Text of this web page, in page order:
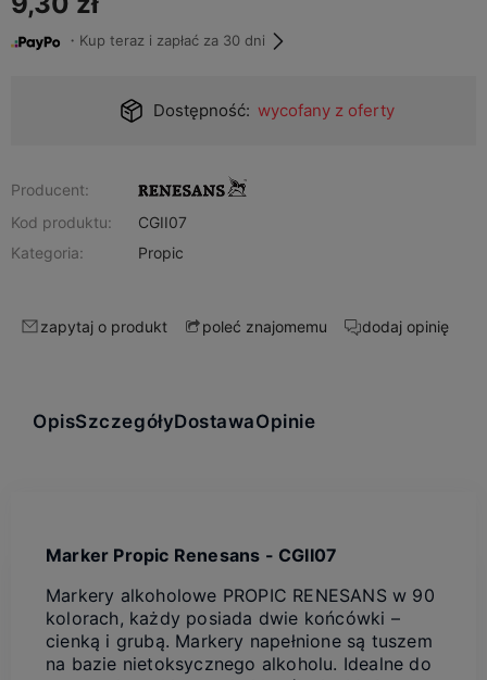
・Kup teraz i zapłać za 30 dni
Dostępność: wycofany z oferty
Producent:
Kod produktu:
CGII07
Kategoria:
Propic
zapytaj o produkt poleć znajomemu dodaj opinię
OpisSzczegółyDostawaOpinie
Marker Propic Renesans - CGII07
Markery alkoholowe PROPIC RENESANS w 90
kolorach, każdy posiada dwie końcówki –
cienką i grubą. Markery napełnione są tuszem
na bazie nietoksycznego alkoholu. Idealne do